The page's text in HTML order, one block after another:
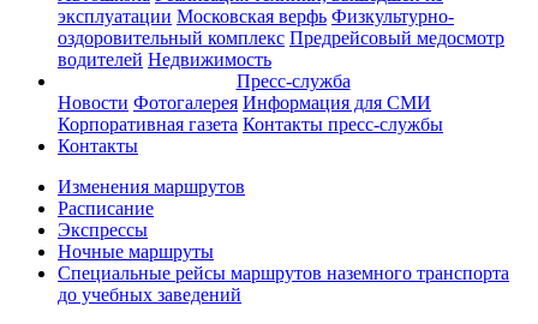
эксплуатации Московская верфь Физкультурно-
оздоровительный комплекс Предрейсовый медосмотр
водителей Недвижимость
Пресс-служба
Новости Фотогалерея Информация для СМИ
Корпоративная газета Контакты пресс-службы
Контакты
Изменения маршрутов
Расписание
Экспрессы
Ночные маршруты
Специальные рейсы маршрутов наземного транспорта
до учебных заведений